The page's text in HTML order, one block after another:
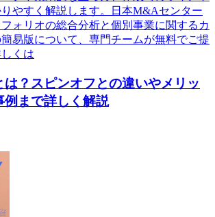
やすく解説します。日本M&Aセンター
ォリオの総合分析と個別事業に関するカ
易版について、専門チームが無料でご提
くは
は？スピンオフとの違いやメリッ
例まで詳しく解説